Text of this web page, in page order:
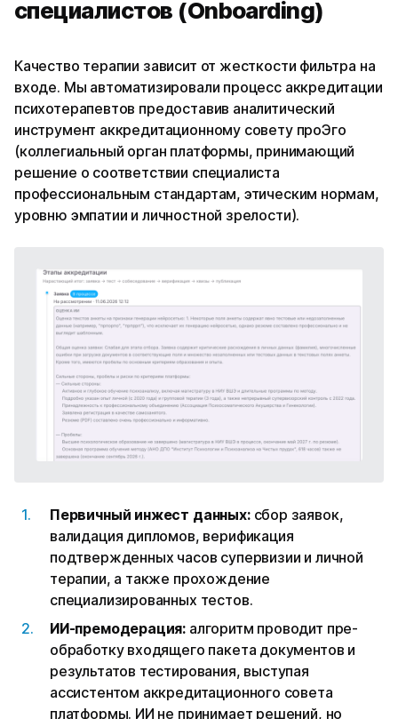
специалистов (Onboarding)
Качество терапии зависит от жесткости фильтра на
входе. Мы автоматизировали процесс аккредитации
психотерапевтов предоставив аналитический
инструмент аккредитационному совету проЭго
(коллегиальный орган платформы, принимающий
решение о соответствии специалиста
профессиональным стандартам, этическим нормам,
уровню эмпатии и личностной зрелости).
Первичный инжест данных:сбор заявок,
валидация дипломов, верификация
подтвержденных часов супервизии и личной
терапии, а также прохождение
специализированных тестов.
ИИ-премодерация: алгоритм проводит пре-
обработку входящего пакета документов и
результатов тестирования, выступая
ассистентом аккредитационного совета
платформы. ИИ не принимает решений, но